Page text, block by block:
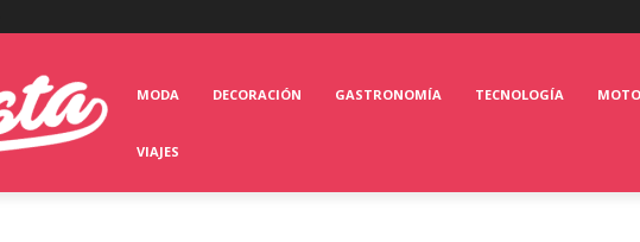
MODA DECORACIÓN GASTRONOMÍA TECNOLOGÍA
VIAJES